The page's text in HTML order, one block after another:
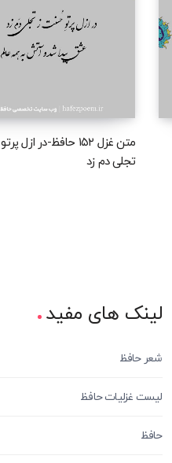
متن غزل ۱۵۲ حافظ-در
تجلی دم زد
لینک های مفید
شعر حافظ
لیست غزلیات حافظ
حافظ